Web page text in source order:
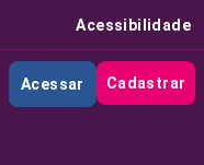
Acessibilidade
Acessar Cadastrar